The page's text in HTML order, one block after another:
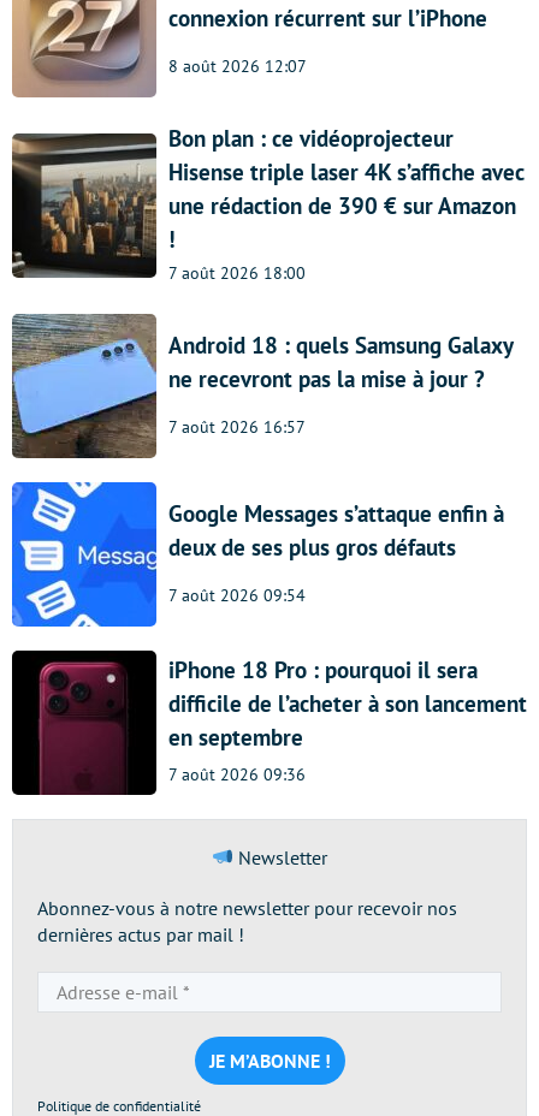
connexion récurrent sur l’iPhone
8 août 2026 12:07
Bon plan : ce vidéoprojecteur
Hisense triple laser 4K s’affiche avec
une rédaction de 390 € sur Amazon
!
7 août 2026 18:00
Android 18 : quels Samsung Galaxy
ne recevront pas la mise à jour ?
7 août 2026 16:57
Google Messages s’attaque enfin à
deux de ses plus gros défauts
7 août 2026 09:54
iPhone 18 Pro : pourquoi il sera
difficile de l’acheter à son lancement
en septembre
7 août 2026 09:36
Newsletter
Abonnez-vous à notre newsletter pour recevoir nos
dernières actus par mail !
e-
mail
*
Politique de confidentialité